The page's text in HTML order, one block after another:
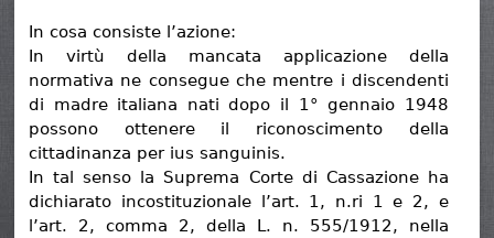
In cosa consiste l’azione:
In virtù della mancata applicazione della
normativa ne consegue che mentre i discendenti
di madre italiana nati dopo il 1° gennaio 1948
possono ottenere il riconoscimento della
cittadinanza per ius sanguinis.
In tal senso la Suprema Corte di Cassazione ha
dichiarato incostituzionale l’art. 1, n.ri 1 e 2, e
l’art. 2, comma 2, della L. n. 555/1912, nella